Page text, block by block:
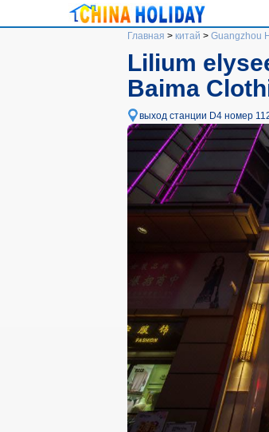
Главная > китай > Guangzhou
Lilium
Baima
выход станции D4 номер